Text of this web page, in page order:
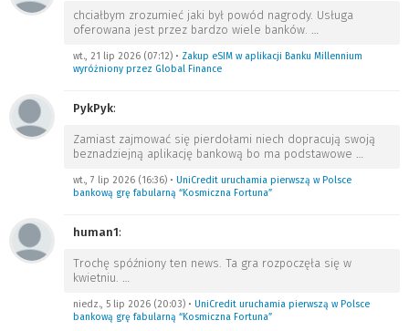
chciałbym zrozumieć jaki był powód nagrody. Usługa
oferowana jest przez bardzo wiele banków. …
wt., 21 lip 2026 (07:12) • Zakup eSIM w aplikacji Banku Millennium
wyróżniony przez Global Finance
PykPyk:
Zamiast zajmować się pierdołami niech dopracują swoją
beznadziejną aplikację bankową bo ma podstawowe …
wt., 7 lip 2026 (16:36) • UniCredit uruchamia pierwszą w Polsce
bankową grę fabularną “Kosmiczna Fortuna”
human1:
Trochę spóźniony ten news. Ta gra rozpoczęła się w
kwietniu. …
niedz., 5 lip 2026 (20:03) • UniCredit uruchamia pierwszą w Polsce
bankową grę fabularną “Kosmiczna Fortuna”